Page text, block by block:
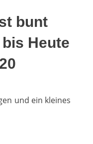
bunt
Heute
und ein kleines